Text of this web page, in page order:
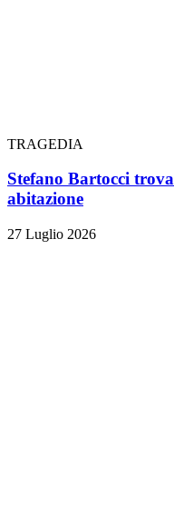
TRAGEDIA
Stefano Bartocci
abitazione
27 Luglio 2026